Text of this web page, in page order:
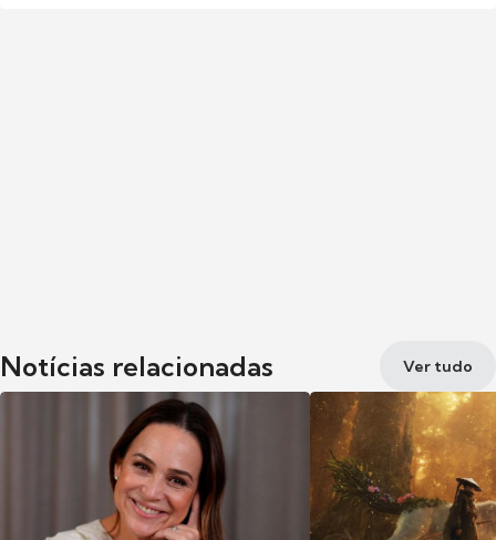
Notícias relacionadas Ver tudo